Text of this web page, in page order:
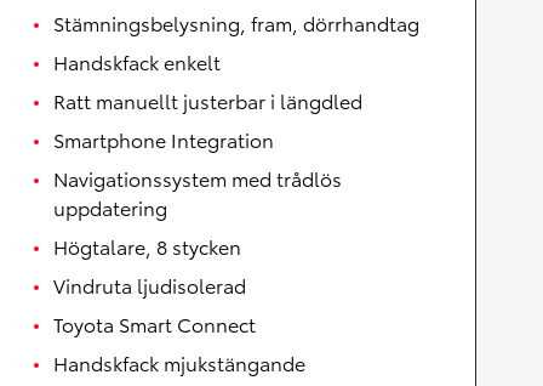
Stämningsbelysning, fram, dörrhandtag
Handskfack enkelt
Ratt manuellt justerbar i längdled
Smartphone Integration
Navigationssystem med trådlös
uppdatering
Högtalare, 8 stycken
Vindruta ljudisolerad
Toyota Smart Connect
Handskfack mjukstängande